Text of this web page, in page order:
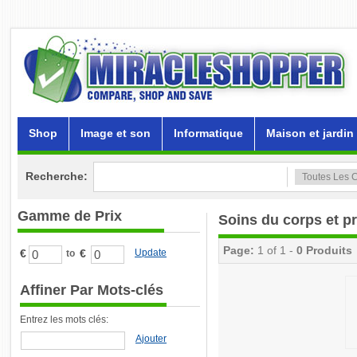
Shop Image et son Informatique Maison et jardin
Recherche:
Gamme de Prix
€ to € Update
Affiner Par Mots-clés
Entrez les mots clés:
Ajouter
Soins du corps et
Page: 1 of 1 - 0 Produits